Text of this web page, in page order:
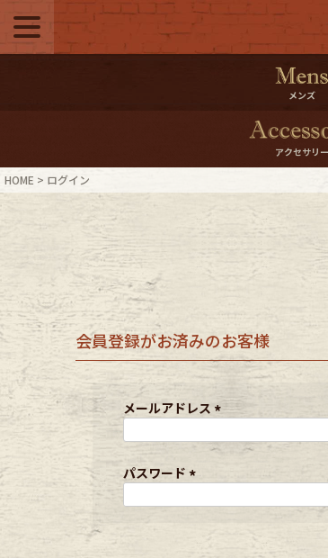
500pt＆10
10％0ff
ログイン・会員登録
お気に入り
ご利用ガイド
店舗紹介
ブランドから探す
年代から探す
メンズ商品カテゴ
メンズ
アクセサリー
HOME ログイン
会員登録がお済みのお客様
メールアドレス
必
)
パスワード